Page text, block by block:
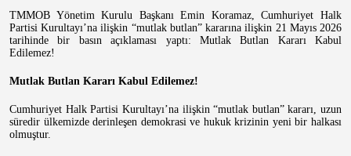
TMMOB Yönetim Kurulu Başkanı Emin Koramaz, Cumhuriyet Halk
Partisi Kurultayı’na ilişkin “mutlak butlan” kararına ilişkin 21 Mayıs 2026
tarihinde bir basın açıklaması yaptı: Mutlak Butlan Kararı Kabul
Edilemez!
Mutlak Butlan Kararı Kabul Edilemez!
Cumhuriyet Halk Partisi Kurultayı’na ilişkin “mutlak butlan” kararı, uzun
süredir ülkemizde derinleşen demokrasi ve hukuk krizinin yeni bir halkası
olmuştur.